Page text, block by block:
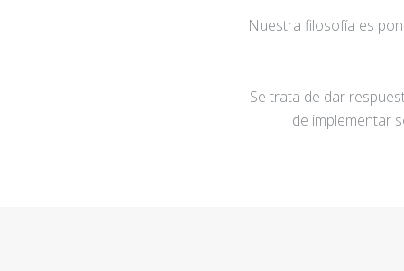
Nuestra filosofía es
Se trata de dar
de implementar